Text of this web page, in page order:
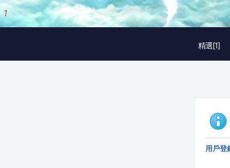
精選[1]
1 / 3
用戶登